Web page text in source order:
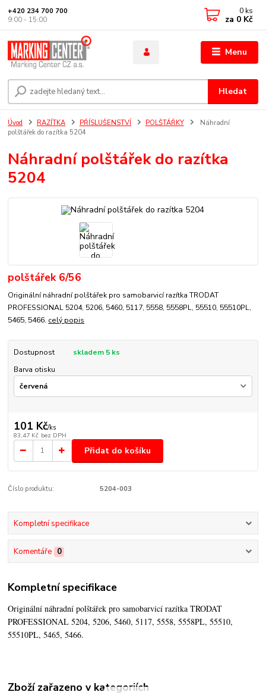
Menu
Hledat
+420 234 700 700
9:00 - 15:00
0 ks
za 0 Kč
Úvod RAZÍTKA PŘÍSLUŠENSTVÍ POLŠTÁŘKY
Náhradní
polštářek do razítka 5204
Náhradní polštářek do razítka
5204
polštářek 6/56
Originální náhradní polštářek pro samobarvicí razítka TRODAT
PROFESSIONAL 5204, 5206, 5460, 5117, 5558, 5558PL, 55510, 55510PL,
5465, 5466. celý popis
Dostupnost
skladem 5 ks
Barva otisku
101 Kč/ks
83,47 Kč bez DPH
Přidat do košíku
Číslo produktu: 5204-003
Kompletní specifikace
Komentáře 0
Kompletní specifikace
Originální náhradní polštářek pro samobarvicí razítka TRODAT
PROFESSIONAL 5204, 5206, 5460, 5117, 5558, 5558PL, 55510,
55510PL, 5465, 5466.
Zboží zařazeno v kategoriích